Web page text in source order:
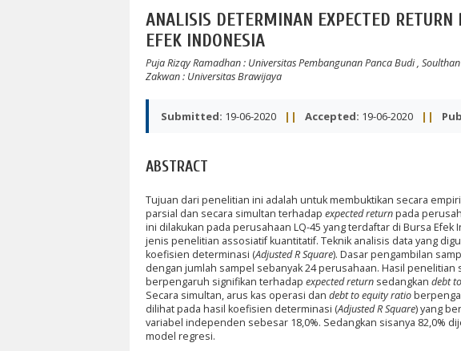
ANALISIS DETERMINAN EXPECTED
EFEK INDONESIA
Puja Rizqy Ramadhan: Universitas Pembangunan Panca Budi,
Zakwan: Universitas Brawijaya
Submitted: 19-06-2020 || Accepted: 19-06-2020 ||
ABSTRACT
Tujuan dari penelitian ini adalah untuk membuktikan secara
parsial dan secara simultan terhadap expected returnpada
ini dilakukan pada perusahaan LQ-45 yang terdaftar di Bursa
jenis penelitian assosiatif kuantitatif. Teknik analisis data yang
koefisien determinasi (Adjusted R Square). Dasar pengambilan
dengan jumlah sampel sebanyak 24 perusahaan. Hasil
berpengaruh signifikan terhadap expected return sedangkan debt
Secara simultan, arus kas operasi dan debt to equity ratio
dilihat pada hasil koefisien determinasi (Adjusted R Square) yang
variabel independen sebesar 18,0%. Sedangkan sisanya 82,0%
model regresi.